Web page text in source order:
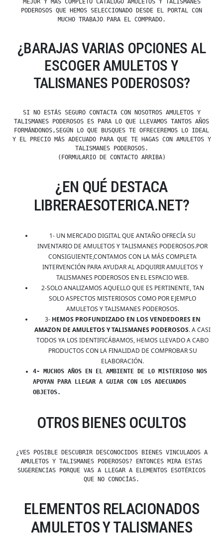
MEJOR Y MÁS COMPLETO CATÁLOGO AMULETOS Y TALISMANES
PODEROSOS QUE HEMOS SELECCIONADO DESDE EL PORTAL CON
MUCHO TRABAJO PARA EL COMPRADO.
¿BARAJAS VARIAS OPCIONES AL
ESCOGER AMULETOS Y
TALISMANES PODEROSOS?
SI NO ESTÁS SEGURO CONTACTA CON NOSOTROS AMULETOS Y
TALISMANES PODEROSOS ES PARA LO QUE LLEVAMOS TANTOS AÑOS
FORMÁNDONOS,SEGÚN LO QUE BUSQUES TE OFRECEREMOS LO IDEAL
Y EL PRECIO MÁS ADECUADO PARA QUE TE HAGAS CON AMULETOS Y
TALISMANES PODEROSOS.
(FORMULARIO DE CONTACTO ARRIBA)
¿EN QUÉ DESTACA
LIBRERAESOTERICA.NET?
1- UN MERCADO DIGITAL QUE ANTAÑO OFRECÍA SU
INVENTARIO DE AMULETOS Y TALISMANES PODEROSOS.POR
CONSIGUIENTE,CONTAMOS CON LA MÁS COMPLETA
INTERVENCIÓN PARA AYUDAR AL ADQUIRIR AMULETOS Y
TALISMANES PODEROSOS EN EL ESPACIO WEB.
2-SOLO ANALIZAMOS AQUELLO QUE ES PERTINENTE, TAN
SOLO ASPECTOS MISTERIOSOS COMO POR EJEMPLO
AMULETOS Y TALISMANES PODEROSOS.
3- HEMOS PROFUNDIZADO EN LOS VENDEDORES EN
AMAZON DE AMULETOS Y TALISMANES PODEROSOS. A CASI
TODOS YA LOS IDENTIFICÁBAMOS, HEMOS LLEVADO A CABO
PRODUCTOS CON LA FINALIDAD DE COMPROBAR SU
ELABORACIÓN.
4- MUCHOS AÑOS EN EL AMBIENTE DE LO MISTERIOSO NOS
APOYAN PARA LLEGAR A GUIAR CON LOS ADECUADOS
OBJETOS.
OTROS BIENES OCULTOS
¿VES POSIBLE DESCUBRIR DESCONOCIDOS BIENES VINCULADOS A
AMULETOS Y TALISMANES PODEROSOS? ENTONCES MIRA ESTAS
SUGERENCIAS PORQUE VAS A LLEGAR A ELEMENTOS ESOTÉRICOS
QUE NO CONOCÍAS.
ELEMENTOS RELACIONADOS
AMULETOS Y TALISMANES